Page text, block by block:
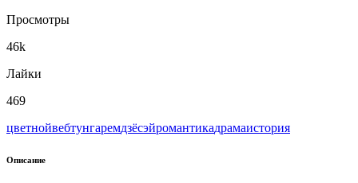
Просмотры
46k
Лайки
469
цветнойвeбтунгаремдзёсэйромантикадрамаистория
Описание